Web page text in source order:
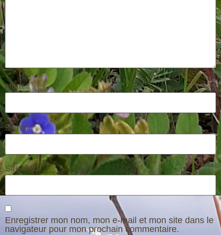
Nom*
E-mail*
Site web
Enregistrer mon nom, mon e-mail et mon site dans le
navigateur pour mon prochain commentaire.